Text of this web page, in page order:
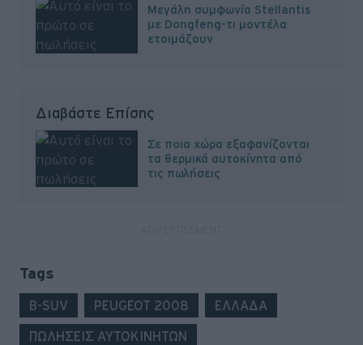
Μεγάλη συμφωνία Stellantis
με Dongfeng-τι μοντέλα
ετοιμάζουν
Διαβάστε Επίσης
Σε ποια χώρα εξαφανίζονται
τα θερμικά αυτοκίνητα από
τις πωλήσεις
Tags
B-SUV PEUGEOT 2008 ΕΛΛΑΔΑ
ΠΩΛΗΣΕΙΣ ΑΥΤΟΚΙΝΗΤΩΝ